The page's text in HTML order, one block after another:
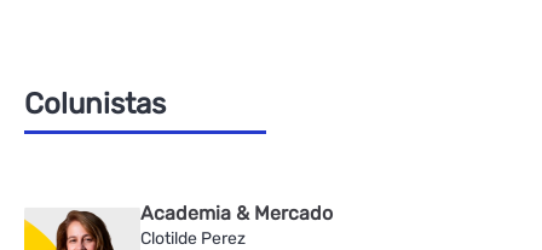
Colunistas
Academia & Mercado
Clotilde Perez